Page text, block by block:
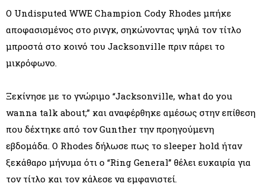
Ο Undisputed WWE Champion Cody Rhodes μπήκε
αποφασισμένος στο ρινγκ, σηκώνοντας ψηλά τον τίτλο
μπροστά στο κοινό του Jacksonville πριν πάρει το
μικρόφωνο.
Ξεκίνησε με το γνώριμο “Jacksonville, what do you
wanna talk about;” και αναφέρθηκε αμέσως στην επίθεση
που δέχτηκε από τον Gunther την προηγούμενη
εβδομάδα. Ο Rhodes δήλωσε πως το sleeper hold ήταν
ξεκάθαρο μήνυμα ότι ο “Ring General” θέλει ευκαιρία για
τον τίτλο και τον κάλεσε να εμφανιστεί.